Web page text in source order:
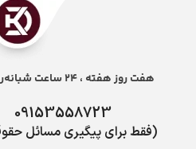
هفت روز هفته ، 24 ساعت شبانه‌روز پاسخگوی شما هستیم
09153558723
(فقط برای پیگیری مسائل